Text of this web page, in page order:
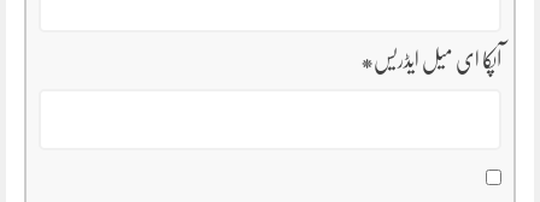
آپکا ای میل ایڈریس*